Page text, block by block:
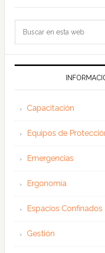
web
Capacitación
Equipos de
Emergencias
Ergonomía
Espacios Confinados
Gestión